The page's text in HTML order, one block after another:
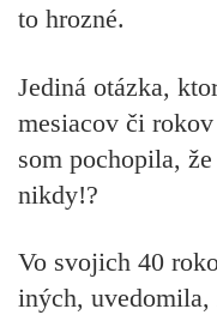
to hrozné.
Jediná otázka,
mesiacov či
som pochopila,
nikdy!?
Vo svojich 40
iných, uvedomila,